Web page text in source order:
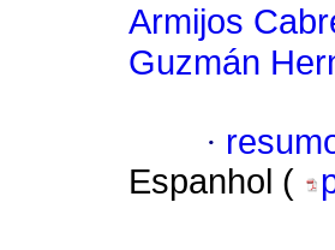
Armijos
Guzmán
·
Espanhol (